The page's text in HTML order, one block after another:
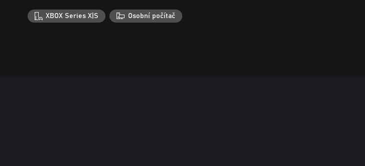
XBOX Series X|S Osobní počítač